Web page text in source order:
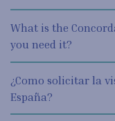
What is the
you need it?
¿Como solicitar la
España?